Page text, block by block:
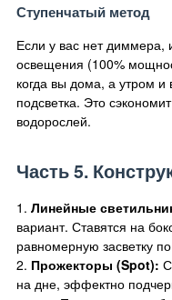
Ступенчатый метод
Если у вас нет диммера,
освещения (100%
когда вы дома, а утром и
подсветка. Это
водорослей.
Часть 5.
1. Линейные
вариант. Ставятся на
равномерную засветку
2. Прожекторы (Spot):
на дне, эффектно